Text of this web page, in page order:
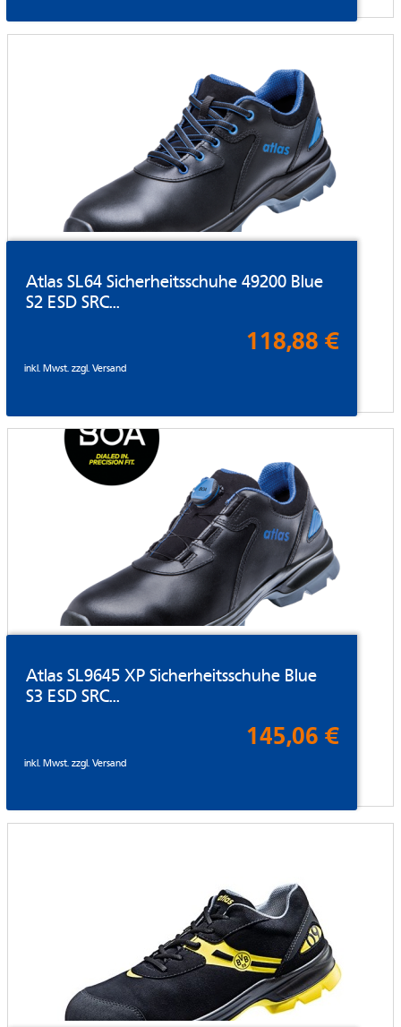
Atlas SL64 Sicherheitsschuhe 49200 Blue
S2 ESD SRC...
118,88 €
inkl. Mwst. zzgl.Versand
Atlas SL9645 XP Sicherheitsschuhe Blue
S3 ESD SRC...
145,06 €
inkl. Mwst. zzgl.Versand